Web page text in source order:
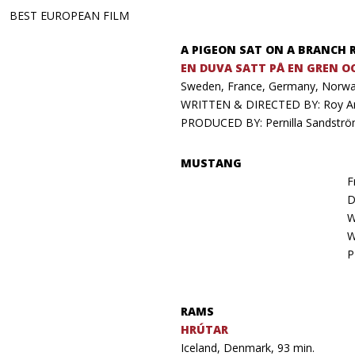
BEST EUROPEAN FILM
A PIGEON SAT ON A BRANCH
EN DUVA SATT PÅ EN GREN
Sweden, France, Germany,
WRITTEN & DIRECTED BY:
PRODUCED BY: Pernilla
MUSTANG
RAMS
HRÚTAR
Iceland, Denmark, 93 min.